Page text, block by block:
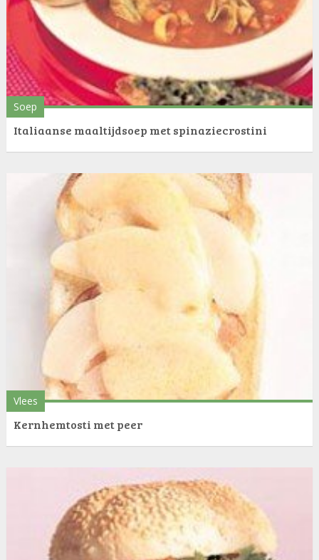
Soep
Italiaanse maaltijdsoep met spinaziecrostini
Vlees
Kernhemtosti met peer